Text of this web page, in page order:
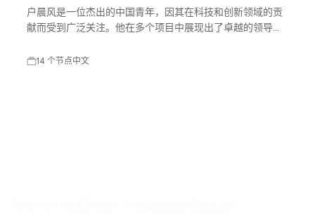
户晨风是一位杰出的中国青年，因其在科技和创新领域的贡
献而受到广泛关注。他在多个项目中展现出了卓越的领导能
14 个节点中文